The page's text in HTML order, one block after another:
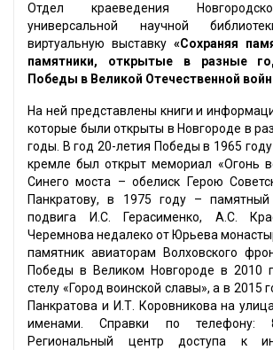
Отдел краеведения
универсальной научной
виртуальную выставку «Сохраняя
памятники, открытые в разные
Победы в Великой Отечественной
На ней представлены книги и
которые были открыты в Новгороде в
годы. В год 20-летия Победы в 1965
кремле был открыт мемориал «Огонь
Синего моста – обелиск Герою
Панкратову, в 1975 году –
подвига И.С. Герасименко, А.С.
Черемнова недалеко от Юрьева
памятник авиаторам Волховского
Победы в Великом Новгороде в 2010
стелу «Город воинской славы», а в 2015
Панкратова и И.Т. Коровникова на
именами. Справки по телефону:
Региональный центр доступа к